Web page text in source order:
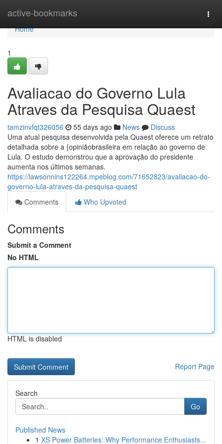
active-bookmarks
Home
Home
1
Avaliacao do Governo Lula
Atraves da Pesquisa Quaest
tamzinvfqt326056 55 days ago News
Discuss
Uma atual pesquisa desenvolvida pela Quaest oferece um retrato
detalhada sobre a {opiniãobrasileira em relação ao governo de
Lula. O estudo demonstrou que a aprovação do presidente
aumenta nos últimos semanas.
https://lawsonnins122264.mpeblog.com/71652823/avaliacao-do-
governo-lula-atraves-da-pesquisa-quaest
Comments
Who Upvoted
Comments
Submit a Comment
No HTML
HTML is disabled
Report Page
Search
Go
Published News
1 XS Power Batteries: Why Performance Enthusiasts...